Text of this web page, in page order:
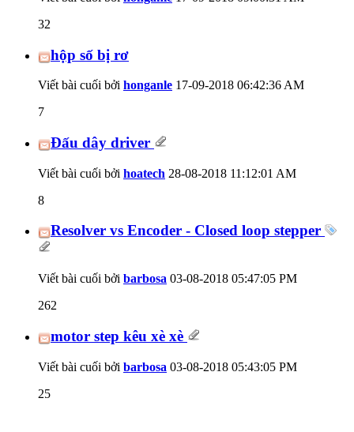
32
hộp số bị rơ
Viết bài cuối bởi honganle 17-09-2018 06:42:36 AM
7
Đấu dây driver
Viết bài cuối bởi hoatech 28-08-2018 11:12:01 AM
8
Resolver vs Encoder - Closed loop stepper
Viết bài cuối bởi barbosa 03-08-2018 05:47:05 PM
262
motor step kêu xè xè
Viết bài cuối bởi barbosa 03-08-2018 05:43:05 PM
25